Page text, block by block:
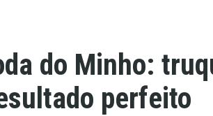
do Minho:
perfeito